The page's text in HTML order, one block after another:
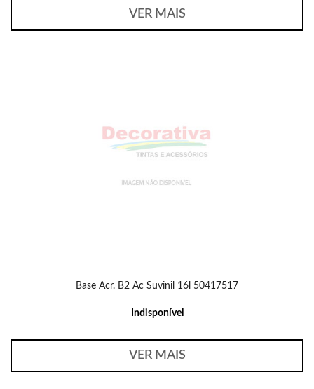
VER MAIS
Base Acr. B2 Ac Suvinil 16l 50417517
Indisponível
VER MAIS